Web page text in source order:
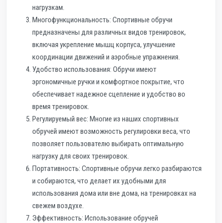
нагрузкам.
Многофункциональность: Спортивные обручи
предназначены для различных видов тренировок,
включая укрепление мышц корпуса, улучшение
координации движений и аэробные упражнения.
Удобство использования: Обручи имеют
эргономичные ручки и комфортное покрытие, что
обеспечивает надежное сцепление и удобство во
время тренировок.
Регулируемый вес: Многие из наших спортивных
обручей имеют возможность регулировки веса, что
позволяет пользователю выбирать оптимальную
нагрузку для своих тренировок.
Портативность: Спортивные обручи легко разбираются
и собираются, что делает их удобными для
использования дома или вне дома, на тренировках на
свежем воздухе.
Эффективность: Использование обручей